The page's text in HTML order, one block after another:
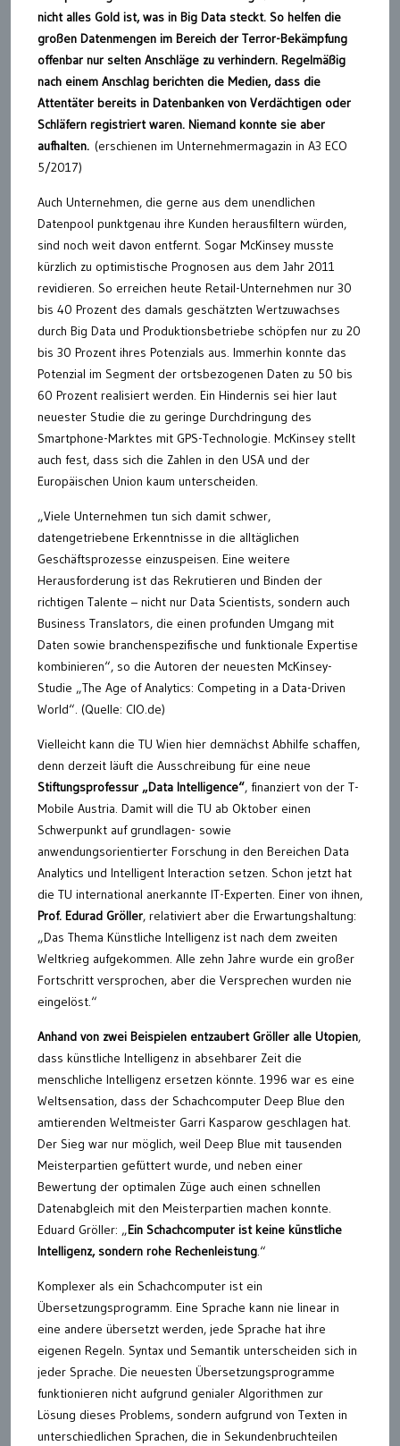
nicht alles Gold ist, was in Big Data steckt. So helfen die
großen Datenmengen im Bereich der Terror-Bekämpfung
offenbar nur selten Anschläge zu verhindern. Regelmäßig
nach einem Anschlag berichten die Medien, dass die
Attentäter bereits in Datenbanken von Verdächtigen oder
Schläfern registriert waren. Niemand konnte sie aber
aufhalten. (erschienen im Unternehmermagazin in A3 ECO
5/2017)
Auch Unternehmen, die gerne aus dem unendlichen
Datenpool punktgenau ihre Kunden herausfiltern würden,
sind noch weit davon entfernt. Sogar McKinsey musste
kürzlich zu optimistische Prognosen aus dem Jahr 2011
revidieren. So erreichen heute Retail-Unternehmen nur 30
bis 40 Prozent des damals geschätzten Wertzuwachses
durch Big Data und Produktionsbetriebe schöpfen nur zu 20
bis 30 Prozent ihres Potenzials aus. Immerhin konnte das
Potenzial im Segment der ortsbezogenen Daten zu 50 bis
60 Prozent realisiert werden. Ein Hindernis sei hier laut
neuester Studie die zu geringe Durchdringung des
Smartphone-Marktes mit GPS-Technologie. McKinsey stellt
auch fest, dass sich die Zahlen in den USA und der
Europäischen Union kaum unterscheiden.
„Viele Unternehmen tun sich damit schwer,
datengetriebene Erkenntnisse in die alltäglichen
Geschäftsprozesse einzuspeisen. Eine weitere
Herausforderung ist das Rekrutieren und Binden der
richtigen Talente – nicht nur Data Scientists, sondern auch
Business Translators, die einen profunden Umgang mit
Daten sowie branchenspezifische und funktionale Expertise
kombinieren“, so die Autoren der neuesten McKinsey-
Studie „The Age of Analytics: Competing in a Data-Driven
World“. (Quelle: CIO.de)
Vielleicht kann die TU Wien hier demnächst Abhilfe schaffen,
denn derzeit läuft die Ausschreibung für eine neue
Stiftungsprofessur „Data Intelligence“, finanziert von der T-
Mobile Austria. Damit will die TU ab Oktober einen
Schwerpunkt auf grundlagen- sowie
anwendungsorientierter Forschung in den Bereichen Data
Analytics und Intelligent Interaction setzen. Schon jetzt hat
die TU international anerkannte IT-Experten. Einer von ihnen,
Prof. Edurad Gröller, relativiert aber die Erwartungshaltung:
„Das Thema Künstliche Intelligenz ist nach dem zweiten
Weltkrieg aufgekommen. Alle zehn Jahre wurde ein großer
Fortschritt versprochen, aber die Versprechen wurden nie
eingelöst.“
Anhand von zwei Beispielen entzaubert Gröller alle Utopien,
dass künstliche Intelligenz in absehbarer Zeit die
menschliche Intelligenz ersetzen könnte. 1996 war es eine
Weltsensation, dass der Schachcomputer Deep Blue den
amtierenden Weltmeister Garri Kasparow geschlagen hat.
Der Sieg war nur möglich, weil Deep Blue mit tausenden
Meisterpartien gefüttert wurde, und neben einer
Bewertung der optimalen Züge auch einen schnellen
Datenabgleich mit den Meisterpartien machen konnte.
Eduard Gröller: „Ein Schachcomputer ist keine künstliche
Intelligenz, sondern rohe Rechenleistung.“
Komplexer als ein Schachcomputer ist ein
Übersetzungsprogramm. Eine Sprache kann nie linear in
eine andere übersetzt werden, jede Sprache hat ihre
eigenen Regeln. Syntax und Semantik unterscheiden sich in
jeder Sprache. Die neuesten Übersetzungsprogramme
funktionieren nicht aufgrund genialer Algorithmen zur
Lösung dieses Problems, sondern aufgrund von Texten in
unterschiedlichen Sprachen, die in Sekundenbruchteilen